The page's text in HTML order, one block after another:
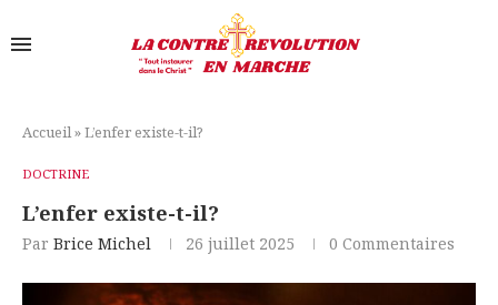
Accueil»L’enfer existe-t-il?
DOCTRINE
L’enfer existe-t-il?
Par Brice Michel 26 juillet 2025 0 Commentaires